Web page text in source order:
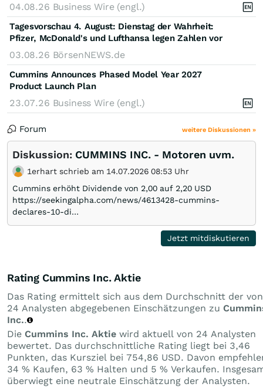
04.08.26 Business Wire (engl.)
Tagesvorschau 4. August: Dienstag der Wahrheit:
Pfizer, McDonald's und Lufthansa legen Zahlen vor
03.08.26 BörsenNEWS.de
Cummins Announces Phased Model Year 2027
Product Launch Plan
23.07.26 Business Wire (engl.)
Forum weitere Diskussionen »
Diskussion: CUMMINS INC. - Motoren uvm.
1erhart schrieb am 14.07.2026 08:53 Uhr
Cummins erhöht Dividende von 2,00 auf 2,20 USD
https://seekingalpha.com/news/4613428-cummins-
declares-10-di…
Jetzt mitdiskutieren
Rating Cummins Inc. Aktie
Das Rating ermittelt sich aus dem Durchschnitt der von
24 Analysten abgegebenen Einschätzungen zu
Inc..
Die Cummins Inc. Aktie wird aktuell von 24 Analysten
bewertet. Das durchschnittliche Rating liegt bei 3,46
Punkten, das Kursziel bei 754,86 USD. Davon
34 % Kaufen, 63 % Halten und 5 % Verkaufen.
überwiegt eine neutrale Einschätzung der Analysten.